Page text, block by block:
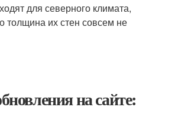
для северного климата,
толщина их стен совсем не
на сайте: